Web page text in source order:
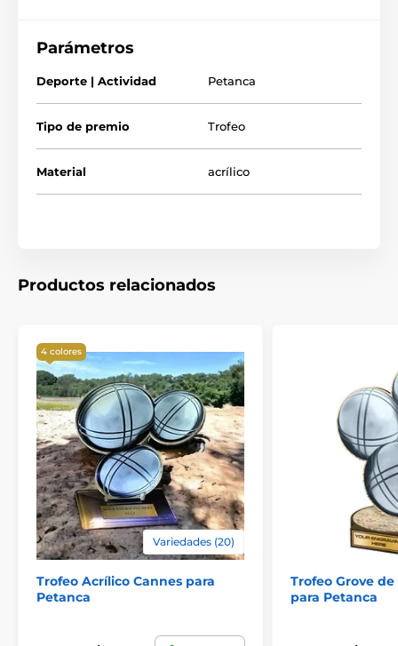
Parámetros
Deporte | Actividad Petanca
Tipo de premio Trofeo
Material acrílico
Productos relacionados
4 colores
Variedades (20)
Trofeo Acrílico Cannes para
Petanca
Trofeo Grove
para Petanca